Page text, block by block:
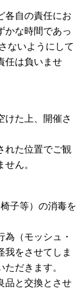
各自の責任にお
かな時間であっ
ないようにして
任は負いませ
けた上、開催さ
れた位置でご観
ん。
子等）の消毒を
為（モッシュ・
我をさせてしま
だきます。
品と交換とさせ